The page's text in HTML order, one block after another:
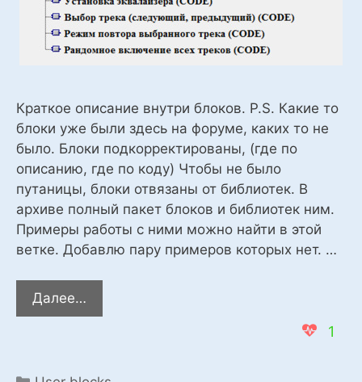
Краткое описание внутри блоков. P.S. Какие то
блоки уже были здесь на форуме, каких то не
было. Блоки подкорректированы, (где по
описанию, где по коду) Чтобы не было
путаницы, блоки отвязаны от библиотек. В
архиве полный пакет блоков и библиотек ним.
Примеры работы с ними можно найти в этой
ветке. Добавлю пару примеров которых нет. …
Далее…
блоков
модулем
1
Categories